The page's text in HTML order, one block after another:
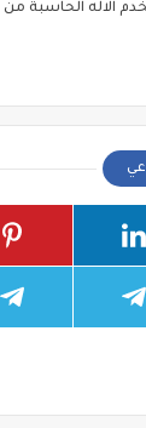
الاله الحاسبة من